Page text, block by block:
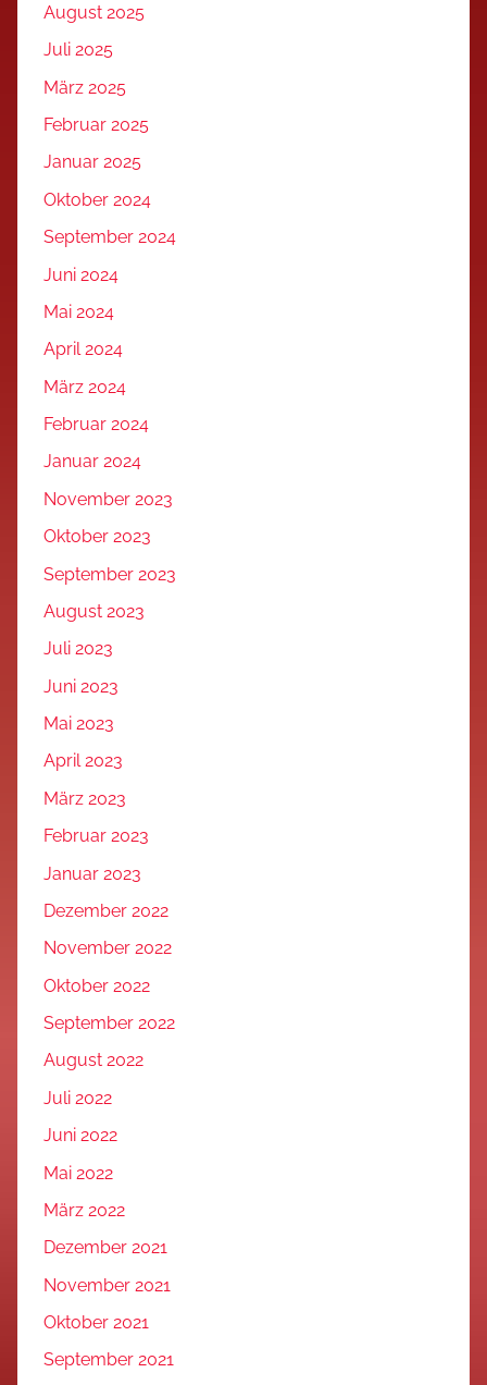
August 2025
Juli 2025
März 2025
Februar 2025
Januar 2025
Oktober 2024
September 2024
Juni 2024
Mai 2024
April 2024
März 2024
Februar 2024
Januar 2024
November 2023
Oktober 2023
September 2023
August 2023
Juli 2023
Juni 2023
Mai 2023
April 2023
März 2023
Februar 2023
Januar 2023
Dezember 2022
November 2022
Oktober 2022
September 2022
August 2022
Juli 2022
Juni 2022
Mai 2022
März 2022
Dezember 2021
November 2021
Oktober 2021
September 2021